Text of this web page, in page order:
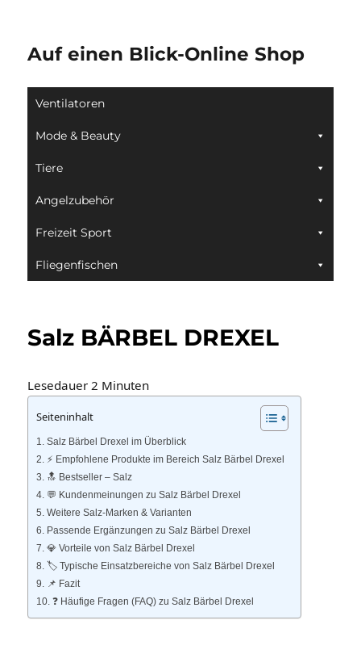
Auf einen Blick-Online Shop
Ventilatoren
Mode & Beauty
Tiere
Angelzubehör
Freizeit Sport
Fliegenfischen
Salz BÄRBEL DREXEL
Lesedauer 2 Minuten
Seiteninhalt
Salz Bärbel Drexel im Überblick
⚡️ Empfohlene Produkte im Bereich Salz Bärbel Drexel
🔝 Bestseller – Salz
💬 Kundenmeinungen zu Salz Bärbel Drexel
Weitere Salz‑Marken & Varianten
Passende Ergänzungen zu Salz Bärbel Drexel
💎 Vorteile von Salz Bärbel Drexel
🏷️ Typische Einsatzbereiche von Salz Bärbel Drexel
📌 Fazit
❓ Häufige Fragen (FAQ) zu Salz Bärbel Drexel